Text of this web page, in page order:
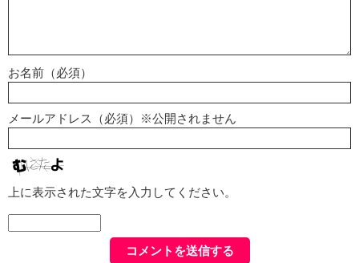
お名前（必須）
メールアドレス（必須）※公開されません
上に表示された文字を入力してください。